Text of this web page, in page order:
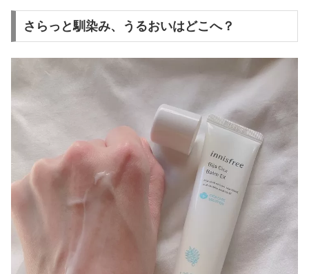
さらっと馴染み、うるおいはどこへ？